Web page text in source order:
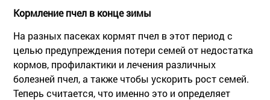
Кормление пчел в конце зимы
На разных пасеках кормят пчел в этот период с
целью предупреждения потери семей от недостатка
кормов, профилактики и лечения различных
болезней пчел, а также чтобы ускорить рост семей.
Теперь считается, что именно это и определяет